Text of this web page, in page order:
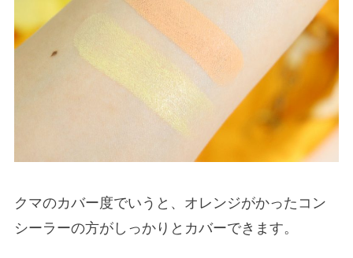
クマのカバー度でいうと、オレンジがかったコン
シーラーの方がしっかりとカバーできます。